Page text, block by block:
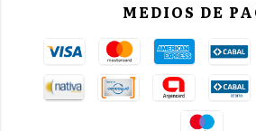
MEDIOS DE